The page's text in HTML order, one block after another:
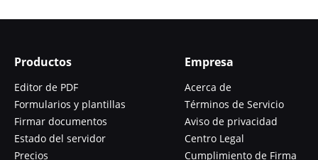
Productos
Editor de PDF
Formularios y plantillas
Firmar documentos
Estado del servidor
Precios
Empresa
Acerca de
Términos de Servicio
Aviso de privacidad
Centro Legal
Cumplimiento de Firma